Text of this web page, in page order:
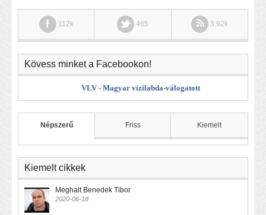
112k 465 3.92k
Kövess minket a Facebookon!
VLV - Magyar vízilabda-válogatott
Népszerű Friss Kiemelt
Kiemelt cikkek
Meghalt Benedek Tibor
2020-06-18